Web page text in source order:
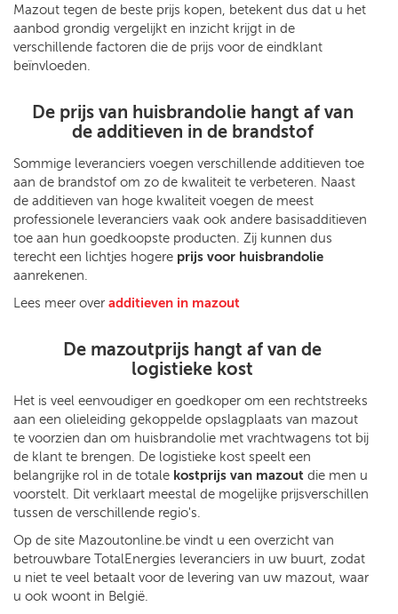
Mazout tegen de beste prijs kopen, betekent dus dat u het
aanbod grondig vergelijkt en inzicht krijgt in de
verschillende factoren die de prijs voor de eindklant
beïnvloeden.
De prijs van huisbrandolie hangt af van
de additieven in de brandstof
Sommige leveranciers voegen verschillende additieven toe
aan de brandstof om zo de kwaliteit te verbeteren. Naast
de additieven van hoge kwaliteit voegen de meest
professionele leveranciers vaak ook andere basisadditieven
toe aan hun goedkoopste producten. Zij kunnen dus
terecht een lichtjes hogere prijs voor huisbrandolie
aanrekenen.
Lees meer over additieven in mazout
De mazoutprijs hangt af van de
logistieke kost
Het is veel eenvoudiger en goedkoper om een rechtstreeks
aan een olieleiding gekoppelde opslagplaats van mazout
te voorzien dan om huisbrandolie met vrachtwagens tot bij
de klant te brengen. De logistieke kost speelt een
belangrijke rol in de totale kostprijs van mazout die men u
voorstelt. Dit verklaart meestal de mogelijke prijsverschillen
tussen de verschillende regio's.
Op de site Mazoutonline.be vindt u een overzicht van
betrouwbare TotalEnergies leveranciers in uw buurt, zodat
u niet te veel betaalt voor de levering van uw mazout, waar
u ook woont in België.